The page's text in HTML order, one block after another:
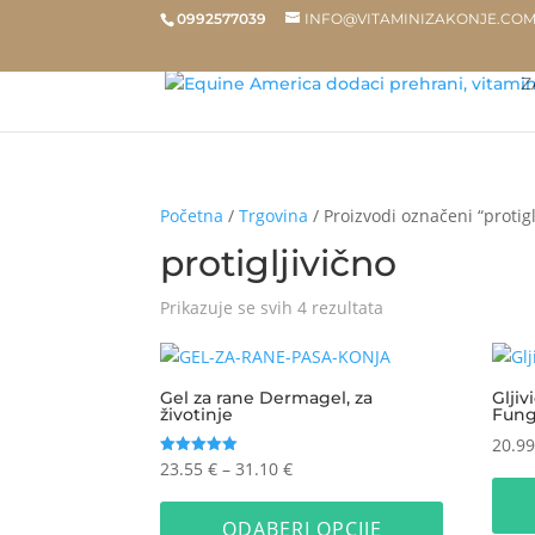
0992577039 INFO@VITAMINIZAKONJE.COM
Početna /Trgovina / Proizvodi označeni
protigljivično
Prikazuje se svih 4 rezultata
popularnosti
Gel za rane Dermagel, za
životinje
Ocijenjeno
5.00
23.55€ – 31.10€Raspon
od
ODABERI OPCIJE